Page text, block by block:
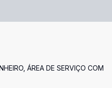
ÁREA DE SERVIÇO COM